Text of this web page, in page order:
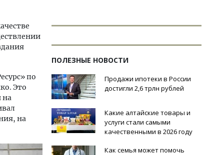
по
Это
на
на
ПОЛЕЗНЫЕ НОВОСТИ
Продажи ипотеки в России
достигли 2,6 трлн рублей
Какие алтайские товары и
услуги стали самыми
качественными в 2026 году
Как семья может помочь